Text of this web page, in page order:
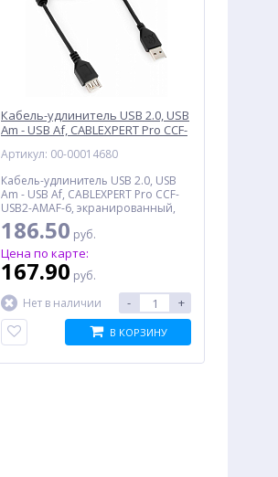
Кабель-удлинитель USB 2.0, USB
Am - USB Af, CABLEXPERT Pro CCF-
Артикул: 00-00014680
Кабель-удлинитель USB 2.0, USB
Am - USB Af, CABLEXPERT Pro CCF-
USB2-AMAF-6, экранированный,
ферритовое кольцо, 1.8 м, черный
186.50 руб.
Цена по карте:
167.90 руб.
Нет в наличии
- +
В КОРЗИНУ